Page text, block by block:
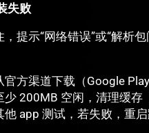
失败
，提示“网络错误”或“解析包
方渠道下载（Google
200MB 空闲，清理缓存
app 测试，若失败，重启